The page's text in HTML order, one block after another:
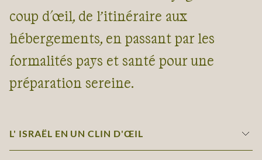
coup d'œil, de l’itinéraire aux
hébergements, en passant par les
formalités pays et santé pour une
préparation sereine.
L' ISRAËL EN UN CLIN D'ŒIL